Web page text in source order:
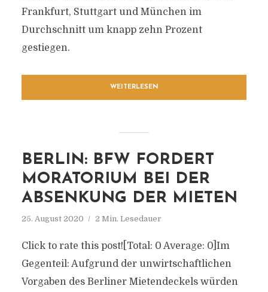
Frankfurt, Stuttgart und München im
Durchschnitt um knapp zehn Prozent
gestiegen.
WEITERLESEN
BERLIN: BFW FORDERT
MORATORIUM BEI DER
ABSENKUNG DER MIETEN
25. August 2020 2 Min. Lesedauer
Click to rate this post![Total: 0 Average: 0]Im
Gegenteil: Aufgrund der unwirtschaftlichen
Vorgaben des Berliner Mietendeckels würden